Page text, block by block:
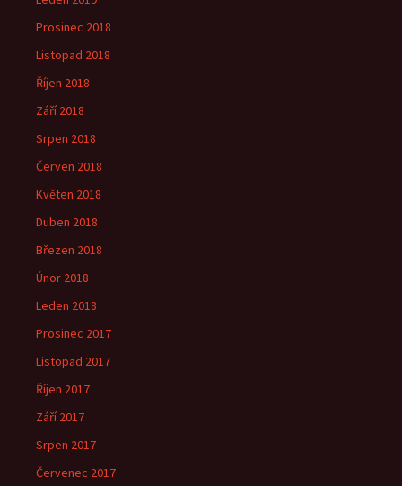
Prosinec 2018
Listopad 2018
Říjen 2018
Září 2018
Srpen 2018
Červen 2018
Květen 2018
Duben 2018
Březen 2018
Únor 2018
Leden 2018
Prosinec 2017
Listopad 2017
Říjen 2017
Září 2017
Srpen 2017
Červenec 2017